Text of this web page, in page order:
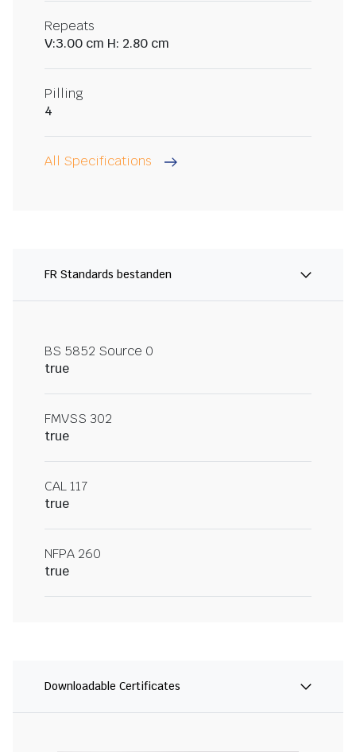
Repeats
V:3.00 cm H: 2.80 cm
Pilling
4
All Specifications
FR Standards bestanden
BS 5852 Source 0
true
FMVSS 302
true
CAL 117
true
NFPA 260
true
Downloadable Certificates